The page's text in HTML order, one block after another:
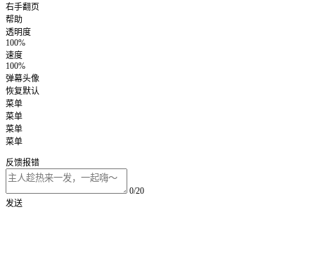
右手翻页
帮助
透明度
100%
速度
100%
弹幕头像
恢复默认
菜单
菜单
菜单
菜单
反馈报错
0/20
发送